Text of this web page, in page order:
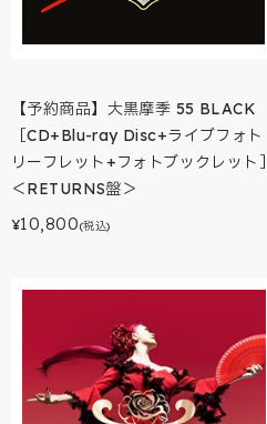
【予約商品】大黒摩季 55 BLACK
［CD+Blu-ray Disc+ライブフォト
リーフレット+フォトブックレット］
＜RETURNS盤＞
¥10,800(税込)